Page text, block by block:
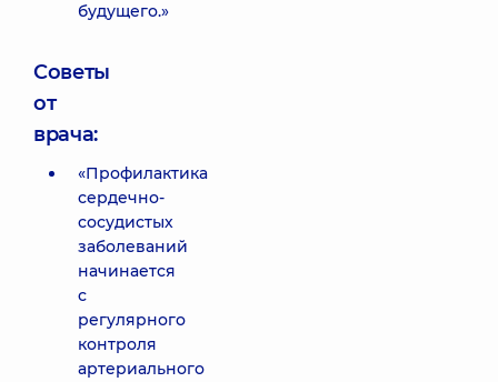
будущего.»
Советы
от
врача:
«Профилактика
сердечно-
сосудистых
заболеваний
начинается
с
регулярного
контроля
артериального